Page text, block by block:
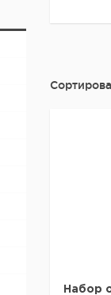
Набор